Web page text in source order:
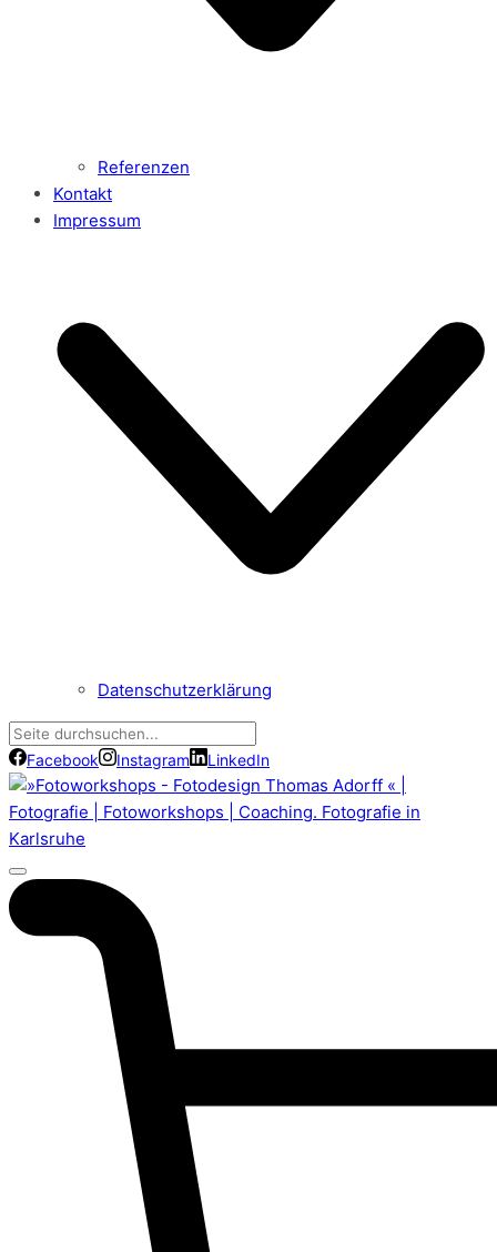
Referenzen
Kontakt
Impressum
Datenschutzerklärung
Facebook Instagram LinkedIn